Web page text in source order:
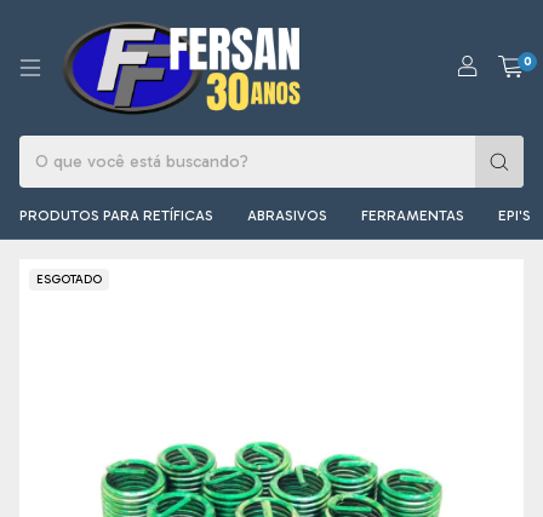
0
PRODUTOS PARA RETÍFICAS ABRASIVOS FERRAMENTAS EPI'S
ESGOTADO